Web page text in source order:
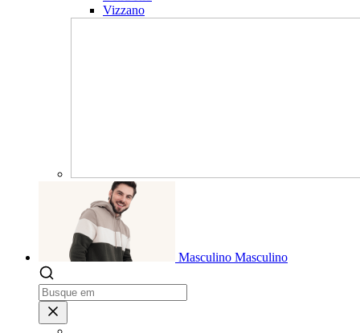
Vizzano
Masculino Masculino